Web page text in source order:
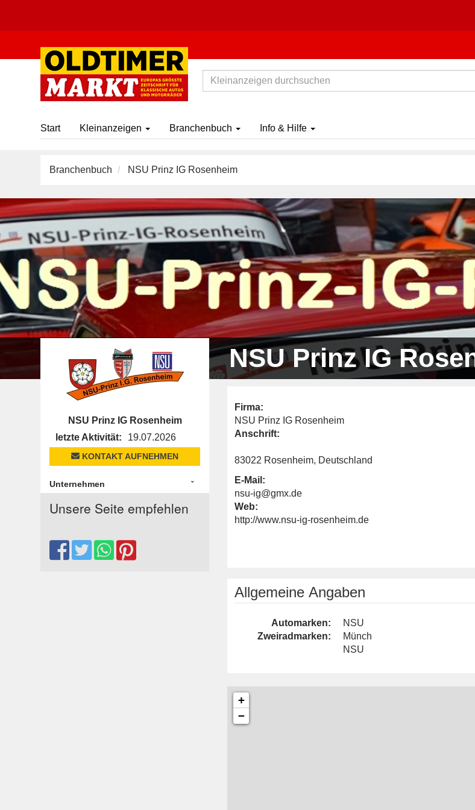
Start Kleinanzeigen Branchenbuch Info & Hilfe
Branchenbuch NSU Prinz IG Rosenheim
NSU Prinz IG
Firma:
NSU Prinz IG Rosenheim
Anschrift:
83022 Rosenheim, Deutschland
E-Mail:
nsu-ig@gmx.de
Web:
http://www.nsu-ig-rosenheim.de
Allgemeine Angaben
Automarken:
NSU
Zweiradmarken:
Münch
NSU
+
−
NSU Prinz IG Rosenheim
letzte Aktivität:
19.07.2026
KONTAKT AUFNEHMEN
Unternehmen
Unsere Seite empfehlen